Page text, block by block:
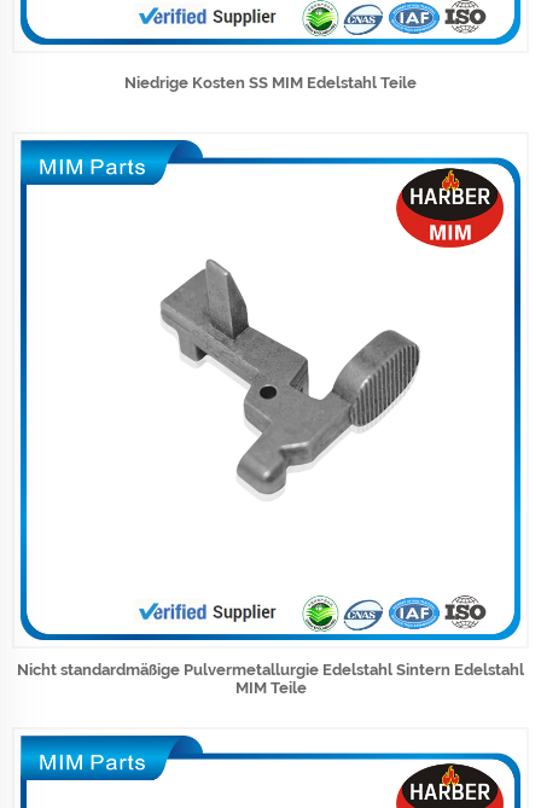
Niedrige Kosten SS MIM Edelstahl Teile
Nicht standardmäßige Pulvermetallurgie Edelstahl Sintern Edelstahl
MIM Teile